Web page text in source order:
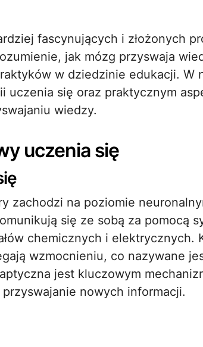
jak mózg przyswaja
w dziedzinie edukacji. W
uczenia się oraz praktycznym
wiedzy.
uczenia się
zachodzi na poziomie
się ze sobą za pomocą
chemicznych i elektrycznych.
wzmocnieniu, co nazywane
jest kluczowym
nowych informacji.